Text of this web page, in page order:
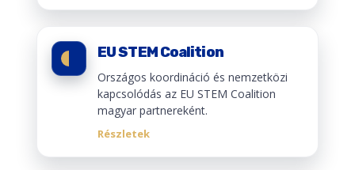
EU STEM Coalition
Országos koordináció és nemzetközi
kapcsolódás az EU STEM Coalition
magyar partnereként.
Részletek